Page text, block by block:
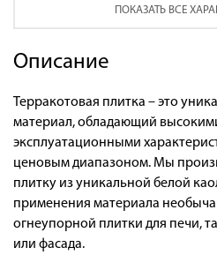
ПОКАЗАТЬ ВСЕ
Описание
Терракотовая плитка – это
материал, обладающий
эксплуатационными
ценовым диапазоном. Мы
плитку из уникальной белой
применения материала
огнеупорной плитки для печи,
или фасада.